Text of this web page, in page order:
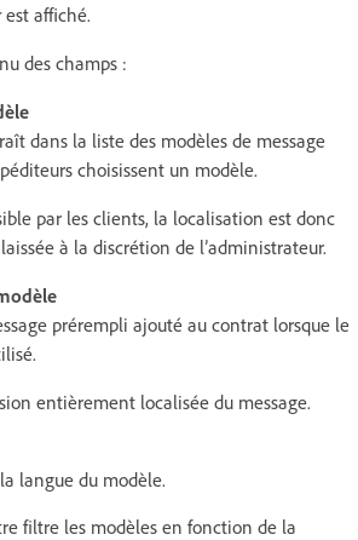
est affiché.
des champs :
dans la liste des modèles de message
choisissent un modèle.
par les clients, la localisation est donc
à la discrétion de l’administrateur.
prérempli ajouté au contrat lorsque le
entièrement localisée du message.
langue du modèle.
filtre les modèles en fonction de la